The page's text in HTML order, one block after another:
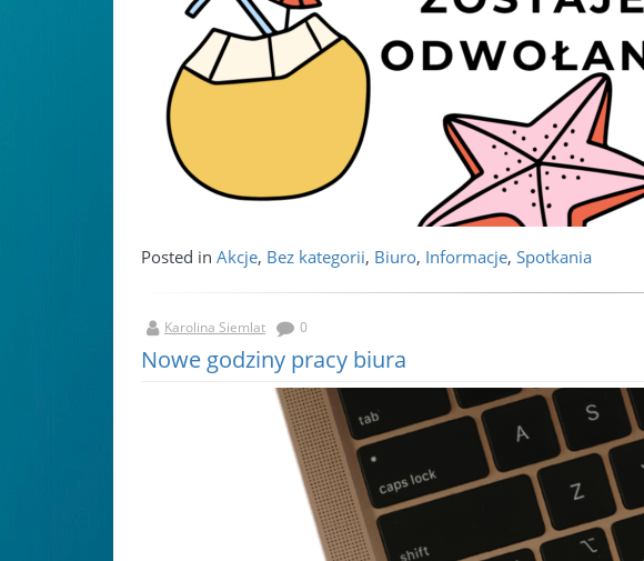
Posted in Akcje, Bez kategorii, Biuro, Informacje, Spotkania
Karolina Siemlat 0
Nowe godziny pracy biura